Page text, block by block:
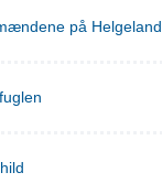
på Helgeland